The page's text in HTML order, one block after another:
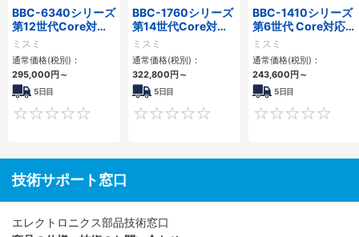
BBC-6340シリーズ
第12世代Core対応
小型フロアマウント
PC2PCI/2PCIe
ミスミ
通常価格(税別)：
295,000円～
5日目
0
BBC-1760シリーズ
第14世代Core対応
小型フロアマウント
3PCIe
ミスミ
通常価格(税別)：
322,800円～
5日目
0
BBC-1410シリーズ
第6世代 Core対応フ
ロアマウントFAPC
3PCI・3PCIe
ミスミ
通常価格(税別)：
243,600円～
5日目
技術サポート窓口
エレクトロニクス部品技術窓口